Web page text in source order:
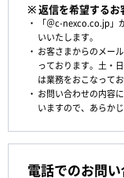
※ 返信を希望するお
「＠c-nexco.co.jp」
いいたします。
お客さまからのメー
っております。土・
は業務をおこなって
お問い合わせの内容
いますので、あらか
電話でのお問